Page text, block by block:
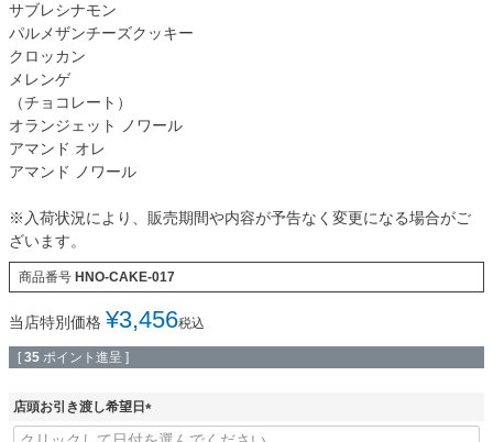
サブレシナモン
パルメザンチーズクッキー
クロッカン
メレンゲ
（チョコレート）
オランジェット ノワール
アマンド オレ
アマンド ノワール
※入荷状況により、販売期間や内容が予告なく変更になる場合がご
ざいます。
商品番号 HNO-CAKE-017
当店特別価格 ¥3,456税込
[ 35 ポイント進呈 ]
店頭お引き渡し希望日
(